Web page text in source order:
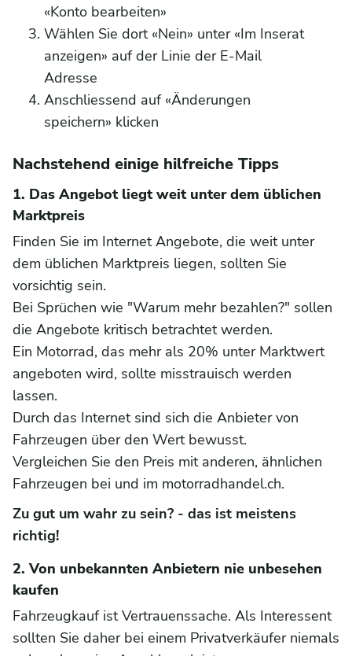
«Konto bearbeiten»
Wählen Sie dort «Nein» unter «Im Inserat
anzeigen» auf der Linie der E-Mail
Adresse
Anschliessend auf «Änderungen
speichern» klicken
Nachstehend einige hilfreiche Tipps
1. Das Angebot liegt weit unter dem üblichen
Marktpreis
Finden Sie im Internet Angebote, die weit unter
dem üblichen Marktpreis liegen, sollten Sie
vorsichtig sein.
Bei Sprüchen wie "Warum mehr bezahlen?" sollen
die Angebote kritisch betrachtet werden.
Ein Motorrad, das mehr als 20% unter Marktwert
angeboten wird, sollte misstrauisch werden
lassen.
Durch das Internet sind sich die Anbieter von
Fahrzeugen über den Wert bewusst.
Vergleichen Sie den Preis mit anderen, ähnlichen
Fahrzeugen bei und im motorradhandel.ch.
Zu gut um wahr zu sein? - das ist meistens
richtig!
2. Von unbekannten Anbietern nie unbesehen
kaufen
Fahrzeugkauf ist Vertrauenssache. Als Interessent
sollten Sie daher bei einem Privatverkäufer niemals